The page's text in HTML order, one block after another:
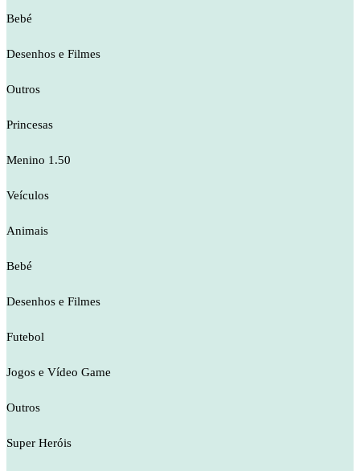
Bebé
Desenhos e Filmes
Outros
Princesas
Menino 1.50
Veículos
Animais
Bebé
Desenhos e Filmes
Futebol
Jogos e Vídeo Game
Outros
Super Heróis